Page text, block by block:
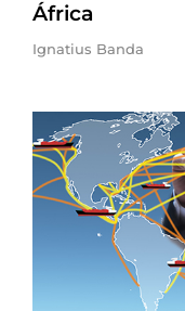
África
Ignatius Banda